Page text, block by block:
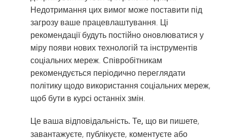
Недотримання цих вимог може поставити під
загрозу ваше працевлаштування. Ці
рекомендації будуть постійно оновлюватися у
міру появи нових технологій та інструментів
соціальних мереж. Співробітникам
рекомендується періодично переглядати
політику щодо використання соціальних мереж,
щоб бути в курсі останніх змін.
Це ваша відповідальність. Те, що ви пишете,
завантажуєте, публікуєте, коментуєте або